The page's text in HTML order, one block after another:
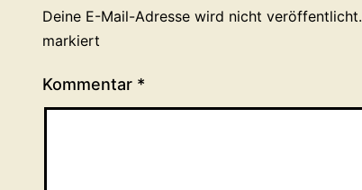
Deine E-Mail-Adresse wird nicht veröffentlicht.
markiert
Kommentar *